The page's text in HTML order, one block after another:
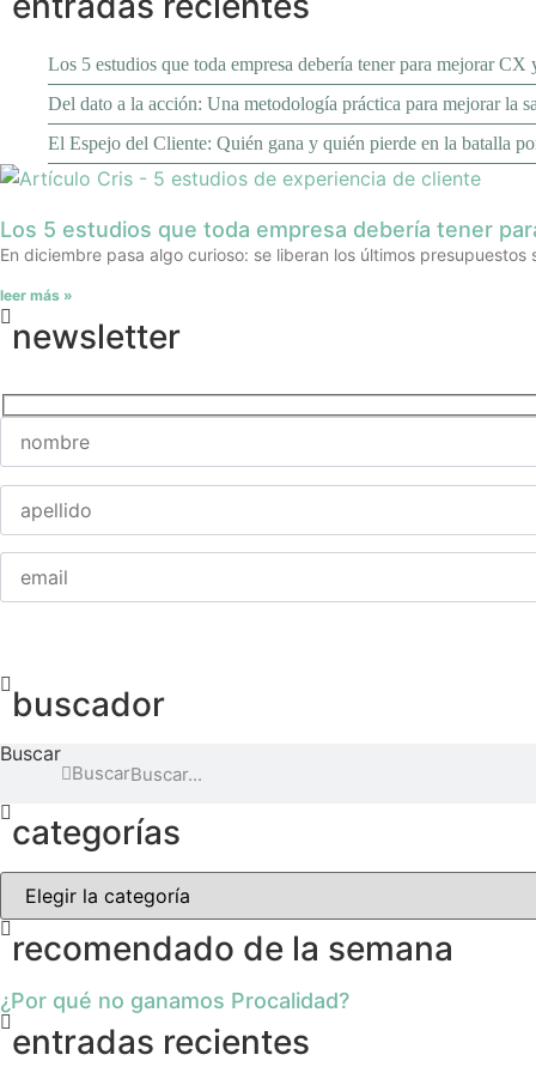
Los 5 estudios que toda empresa debería tener para mejorar CX
Del dato a la acción: Una metodología práctica para mejorar la
El Espejo del Cliente: Quién gana y quién pierde en la batalla
Los 5 estudios que toda empresa debería tener
En diciembre pasa algo curioso: se liberan los últimos
leer más »
newsletter
este
campo
buscador
Buscar
Buscar
categorías
Categorías
recomendado de la semana
¿Por qué no ganamos Procalidad?
entradas recientes